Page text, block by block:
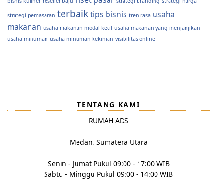
strategi pemasaran terbaiktips bisnis tren rasa usaha
makanan usaha makanan modal kecil usaha makanan yang menjanjikan
usaha minuman usaha minuman kekinian visibilitas online
TENTANG KAMI
RUMAH ADS
Medan, Sumatera Utara
Senin - Jumat Pukul 09:00 - 17:00 WIB
Sabtu - Minggu Pukul 09:00 - 14:00 WIB